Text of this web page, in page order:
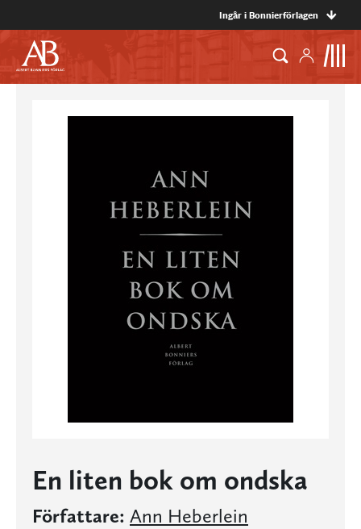
Ingår i Bonnierförlagen
En liten bok om ondska
Författare: Ann Heberlein